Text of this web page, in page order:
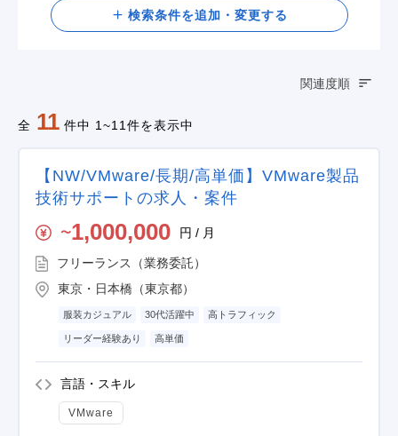
検索
検索条件を追加・変更する
全 11 件中 1~11件を表示中
関連度順
【NW/VMware/長期/高単価】VMware製品
技術サポートの求人・案件
〜1,000,000 円 / 月
フリーランス（業務委託）
東京・日本橋（東京都）
服装カジュアル 30代活躍中 高トラフィック
リーダー経験あり 高単価
言語・スキル
VMware